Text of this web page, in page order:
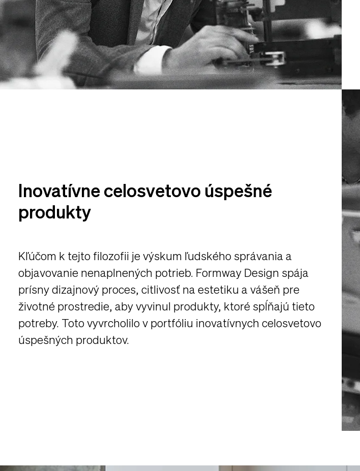
Inovatívne celosvetovo úspešné
produkty
Kľúčom k tejto filozofii je výskum ľudského správania a
objavovanie nenaplnených potrieb. Formway Design spája
prísny dizajnový proces, citlivosť na estetiku a vášeň pre
životné prostredie, aby vyvinul produkty, ktoré spĺňajú tieto
potreby. Toto vyvrcholilo v portfóliu inovatívnych celosvetovo
úspešných produktov.